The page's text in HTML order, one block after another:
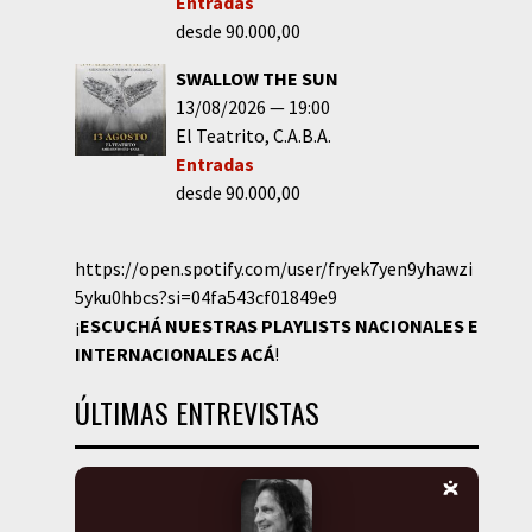
desde 90.000,00
SWALLOW THE SUN
13/08/2026
19:00
El Teatrito C.A.B.A.
Entradas
desde 90.000,00
https://open.spotify.com/user/fryek7yen9yhawzi
5yku0hbcs?si=04fa543cf01849e9
¡ESCUCHÁ NUESTRAS PLAYLISTS NACIONALES E
INTERNACIONALESACÁ!
ÚLTIMAS ENTREVISTAS